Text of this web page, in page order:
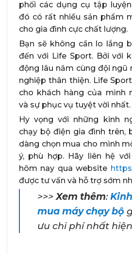
phối các dụng cụ tập
đó có rất nhiều sản phẩm
cho gia đình cực chất lượng.
Bạn sẽ không cần lo lắng
đến với Life Sport. Bởi với
động lâu năm cùng đội ngũ
nghiệp thân thiện. Life
cho khách hàng của mình
và sự phục vụ tuyệt vời nhất.
Hy vọng với những kinh
chạy bộ điện gia đình trên,
dàng chọn mua cho mình
ý, phù hợp. Hãy liên hệ
hôm nay qua website
được tư vấn và hỗ trợ sớm
>>>Xem thêm:
mua máy chạy bộ
ưu chi phí nhất